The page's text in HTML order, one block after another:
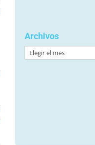
Archivos
Archivos